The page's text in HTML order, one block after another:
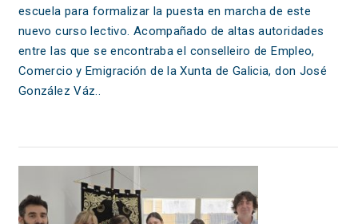
escuela para formalizar la puesta en marcha de este
nuevo curso lectivo. Acompañado de altas autoridades
entre las que se encontraba el conselleiro de Empleo,
Comercio y Emigración de la Xunta de Galicia, don José
González Váz..